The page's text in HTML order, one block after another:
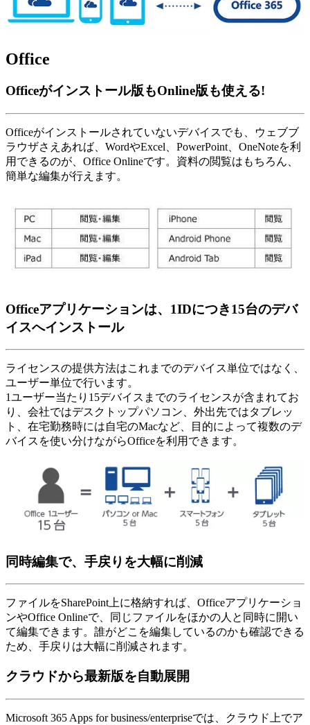
Office
Officeがインストール版もOnline版も使える!
Officeがインストールされていないデバイスでも、ウェブブ
ラウザさえあれば、WordやExcel、PowerPoint、OneNoteを利
用できるのが、Office Onlineです。資料の閲覧はもちろん、
簡単な編集が行えます。
Officeアプリケーションは、1IDにつき15台のデバ
イスへインストール
ライセンスの提供方法はこれまでのデバイス単位ではなく、
ユーザー単位で行います。
1ユーザー当たり15デバイスまでのライセンスが含まれてお
り、会社ではデスクトップパソコン、外出先ではタブレッ
ト、在宅勤務時には自宅のMacなど、目的によって複数のデ
バイスを使い分けながらOfficeを利用できます。
同時編集で、手戻りを大幅に削減
ファイルをSharePoint上に格納すれば、Officeアプリケーショ
ンやOffice Onlineで、同じファイルをほかの人と同時に開い
て編集できます。誰がどこを編集しているのかも確認できる
ため、手戻りは大幅に削減されます。
クラウドから最新版を自動展開
Microsoft 365 Apps for business/enterpriseでは、クラウド上でア